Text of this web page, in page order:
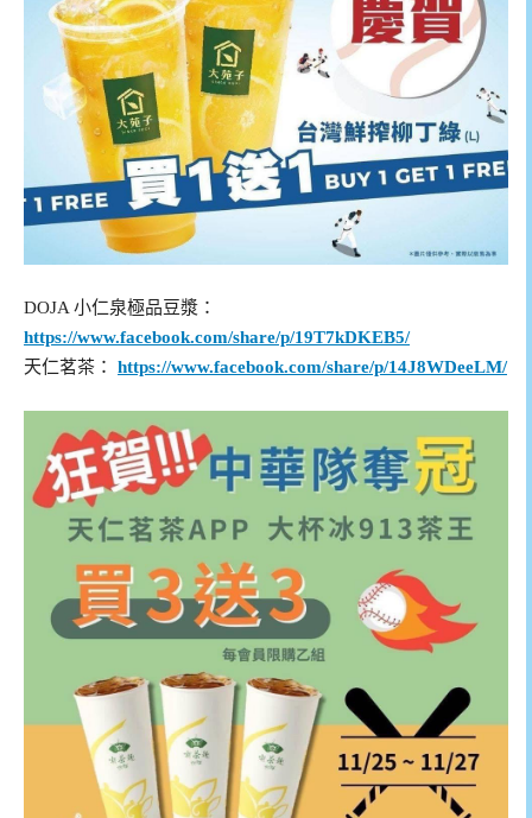
DOJA 小仁泉極品豆漿：
https://www.facebook.com/share/p/19T7kDKEB5/
天仁茗茶： https://www.facebook.com/share/p/14J8WDeeLM/